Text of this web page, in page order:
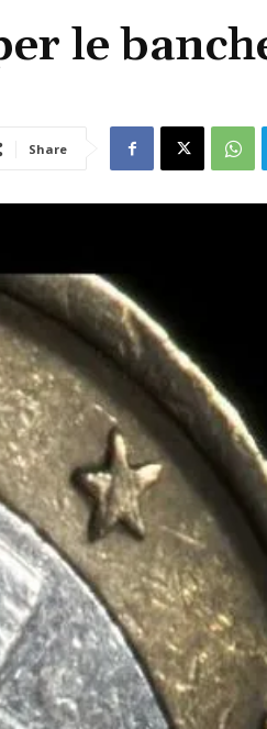
le
Share